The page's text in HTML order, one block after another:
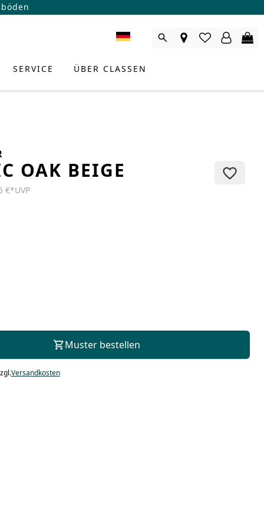
SERVICE ÜBER CLASSEN
OAK BEIGE
€*UVP
Muster bestellen
Versandkosten